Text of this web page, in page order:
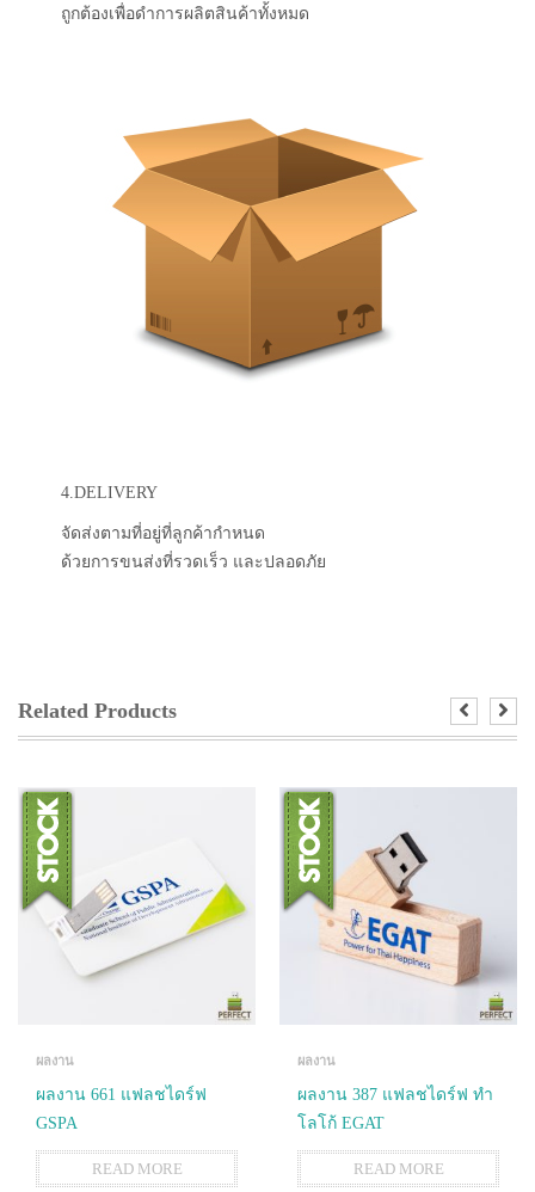
ถูกต้องเพื่อดำการผลิตสินค้าทั้งหมด
4.DELIVERY
จัดส่งตามที่อยู่ที่ลูกค้ากำหนด
ด้วยการขนส่งที่รวดเร็ว และปลอดภัย
Related Products
ผลงาน
ผลงาน 661 แฟลชไดร์ฟ
GSPA
READ MORE
ผลงาน
ผลงาน 387 แฟลชไดร์ฟ ทำ
โลโก้ EGAT
READ MORE